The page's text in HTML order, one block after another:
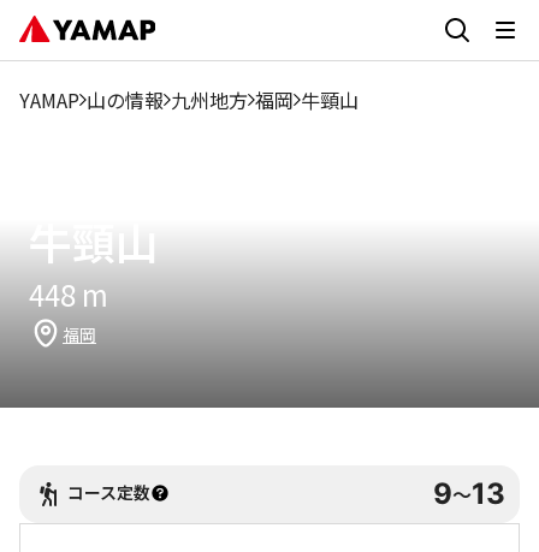
YAMAP 山の情報 九州地方 福岡 牛頸山
牛頸山
448 m
福岡
コース定数 9〜13
1月 2月 8月
9月